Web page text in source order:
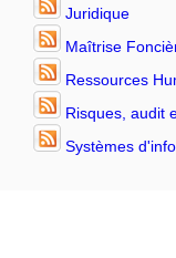
Juridique
Maîtrise
Ressources
Risques, audit
Systèmes